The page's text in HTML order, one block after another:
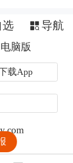
选 导航
电脑版
载App
11